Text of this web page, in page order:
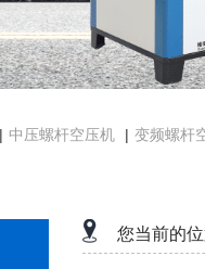
| 中压螺杆空压机 | 变频螺杆
您当前的位